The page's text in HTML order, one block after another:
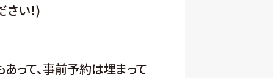
い！)
って、事前予約は埋まって